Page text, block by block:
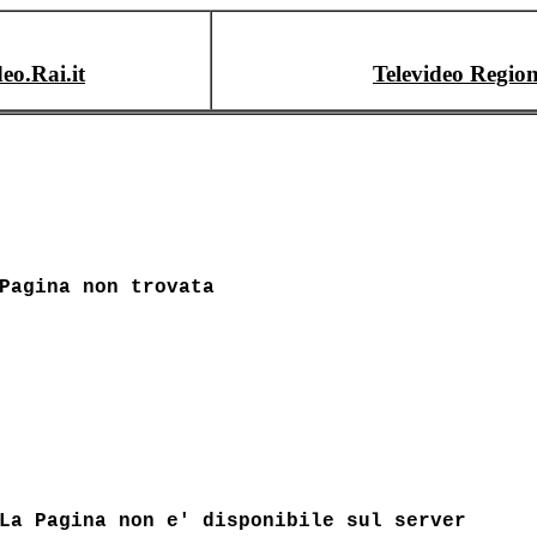
Televideo
Pagina non trovata
La Pagina non e' disponibile sul server